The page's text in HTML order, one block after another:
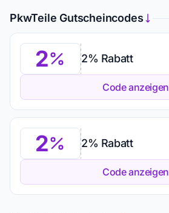
PkwTeile Gutscheincodes
2 2% Rabatt
Code anzeigen
2 2% Rabatt
Code anzeigen